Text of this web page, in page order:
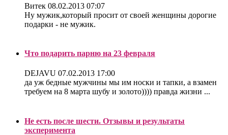
Витек 08.02.2013 07:07
Ну мужик,который просит от своей женщины дорогие
подарки - не мужик.
Что подарить парню на 23 февраля
DEJAVU 07.02.2013 17:00
да уж бедные мужчины мы им носки и тапки, а взамен
требуем на 8 марта шубу и золото)))) правда жизни ...
Не есть после шести. Отзывы и результаты
эксперимента